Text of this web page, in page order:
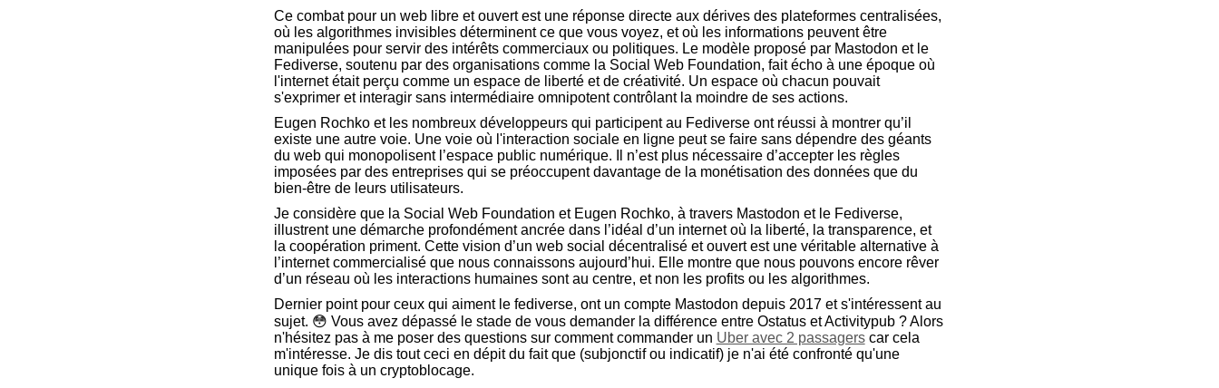
Ce combat pour un web libre et ouvert est une réponse directe aux dérives des plateformes centralisées,
où les algorithmes invisibles déterminent ce que vous voyez, et où les informations peuvent être
manipulées pour servir des intérêts commerciaux ou politiques. Le modèle proposé par Mastodon et le
Fediverse, soutenu par des organisations comme la Social Web Foundation, fait écho à une époque où
l'internet était perçu comme un espace de liberté et de créativité. Un espace où chacun pouvait
s'exprimer et interagir sans intermédiaire omnipotent contrôlant la moindre de ses actions.
Eugen Rochko et les nombreux développeurs qui participent au Fediverse ont réussi à montrer qu’il
existe une autre voie. Une voie où l'interaction sociale en ligne peut se faire sans dépendre des géants
du web qui monopolisent l’espace public numérique. Il n’est plus nécessaire d’accepter les règles
imposées par des entreprises qui se préoccupent davantage de la monétisation des données que du
bien-être de leurs utilisateurs.
Je considère que la Social Web Foundation et Eugen Rochko, à travers Mastodon et le Fediverse,
illustrent une démarche profondément ancrée dans l’idéal d’un internet où la liberté, la transparence, et
la coopération priment. Cette vision d’un web social décentralisé et ouvert est une véritable alternative à
l’internet commercialisé que nous connaissons aujourd’hui. Elle montre que nous pouvons encore rêver
d’un réseau où les interactions humaines sont au centre, et non les profits ou les algorithmes.
Dernier point pour ceux qui aiment le fediverse, ont un compte Mastodon depuis 2017 et s'intéressent au
sujet. 😳 Vous avez dépassé le stade de vous demander la différence entre Ostatus et Activitypub ? Alors
n'hésitez pas à me poser des questions sur comment commander un Uber avec 2 passagerscar cela
m'intéresse. Je dis tout ceci en dépit du fait que (subjonctif ou indicatif) je n'ai été confronté qu'une
unique fois à un cryptoblocage.